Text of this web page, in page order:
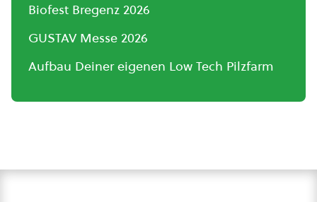
Biofest Bregenz 2026
GUSTAV Messe 2026
Aufbau Deiner eigenen Low Tech Pilzfarm